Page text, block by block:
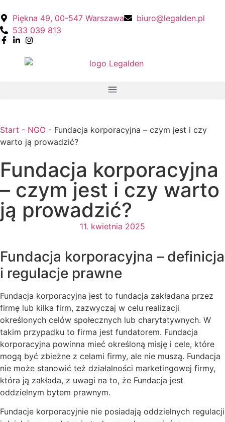
Piękna 49, 00-547 Warszawa
biuro@legalden.pl
533 039 813
Start - NGO - Fundacja korporacyjna – czym jest i czy
warto ją prowadzić?
Fundacja korporacyjna
– czym jest i czy warto
ją prowadzić?
11. kwietnia 2025
Fundacja korporacyjna – definicja
i regulacje prawne
Fundacja korporacyjna jest to fundacja zakładana przez
firmę lub kilka firm, zazwyczaj w celu realizacji
określonych celów społecznych lub charytatywnych. W
takim przypadku to firma jest fundatorem. Fundacja
korporacyjna powinna mieć określoną misję i cele, które
mogą być zbieżne z celami firmy, ale nie muszą. Fundacja
nie może stanowić też działalności marketingowej firmy,
która ją zakłada, z uwagi na to, że Fundacja jest
oddzielnym bytem prawnym.
Fundacje korporacyjnie nie posiadają oddzielnych regulacji